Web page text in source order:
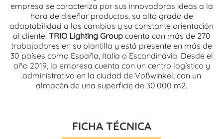
empresa se caracteriza por sus innovadoras ideas a la
hora de diseñar productos, su alto grado de
adaptabilidad a los cambios y su constante orientación
al cliente. TRIO Lighting Groupcuenta con más de 270
trabajadores en su plantilla y está presente en más de
30 países como España, Italia o Escandinavia. Desde el
año 2019, la empresa cuenta con un centro logístico y
administrativo en la ciudad de Voßwinkel, con un
almacén de una superficie de 30.000 m2.
FICHA TÉCNICA